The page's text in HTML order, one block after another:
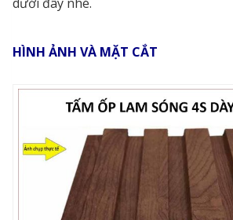
HÌNH ẢNH VÀ MẶT CẮT